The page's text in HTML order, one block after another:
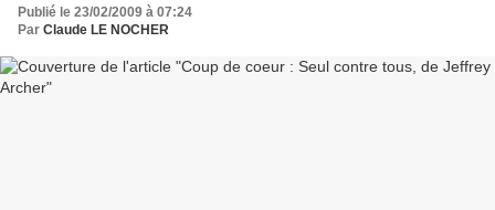
Publié le 23/02/2009 à 07:24
Par Claude LE NOCHER